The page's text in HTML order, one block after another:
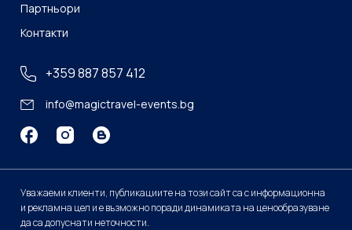
Партньори
Контакти
+359 887 857 412
info@magictravel-events.bg
Уважаеми клиенти, публикациите на този сайт са с информационна
и рекламна цел и е възможно поради динамиката на ценообразуване
да са допуснати неточности.